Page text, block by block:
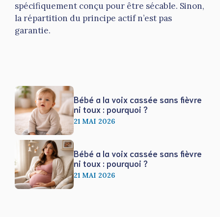
spécifiquement conçu pour être sécable. Sinon,
la répartition du principe actif n’est pas
garantie.
Bébé a la voix cassée sans fièvre
ni toux : pourquoi ?
21 MAI 2026
Bébé a la voix cassée sans fièvre
ni toux : pourquoi ?
21 MAI 2026